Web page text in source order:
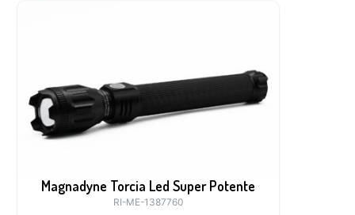
Magnadyne Torcia Led Super Potente
RI-ME-1387760